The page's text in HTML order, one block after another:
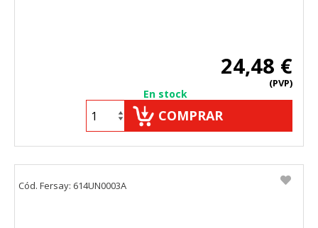
24,48 €
(PVP)
En stock
COMPRAR
Cód. Fersay: 614UN0003A